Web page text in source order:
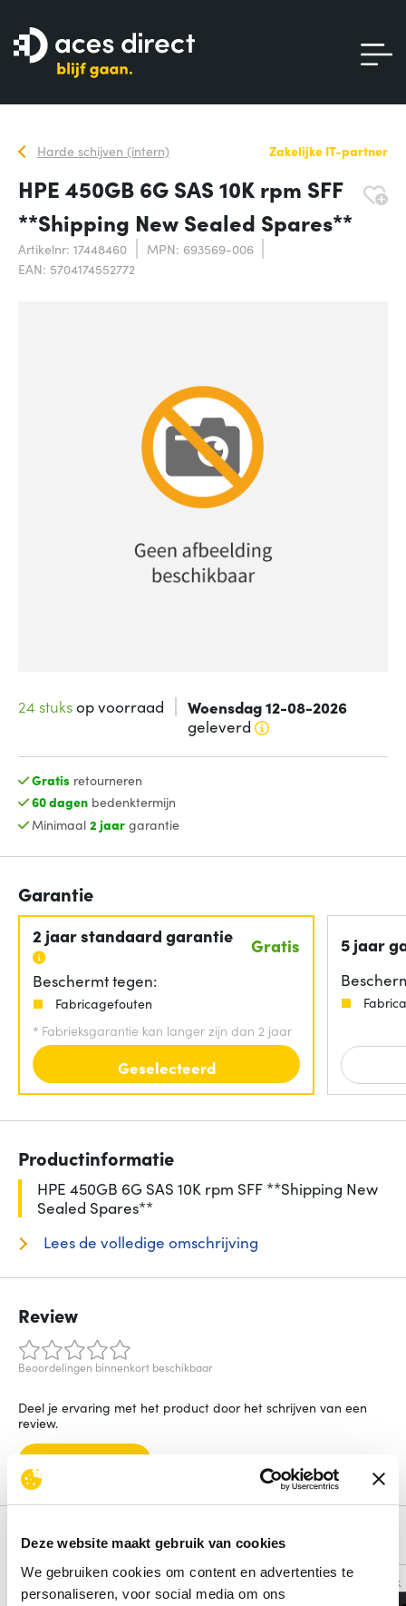
Deze website maakt gebruik van cookies
We gebruiken cookies om content en advertenties te
personaliseren, voor social media om ons
Harde schijven (intern) Zakelijke IT-partner
HPE 450GB 6G SAS 10K rpm SFF
**Shipping New Sealed Spares**
Artikelnr: 17448460
MPN: 693569-006
EAN: 5704174552772
24 stuksop voorraad Woensdag 12-08-2026
geleverd
Gratis retourneren
60 dagenbedenktermijn
Minimaal 2 jaargarantie
Garantie
2 jaar standaard garantie Gratis
Beschermt tegen:
Fabricagefouten
* Fabrieksgarantie kan langer zijn dan 2 jaar
Geselecteerd
5 jaar
Productinformatie
HPE 450GB 6G SAS 10K rpm SFF **Shipping New
Sealed Spares**
Lees de volledige omschrijving
Review
Beoordelingen binnenkort beschikbaar
Deel je ervaring met het product door het schrijven van een
review.
Alternatieven
Vergelijk Vergelijk